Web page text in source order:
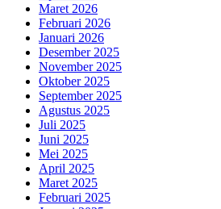
Maret 2026
Februari 2026
Januari 2026
Desember 2025
November 2025
Oktober 2025
September 2025
Agustus 2025
Juli 2025
Juni 2025
Mei 2025
April 2025
Maret 2025
Februari 2025